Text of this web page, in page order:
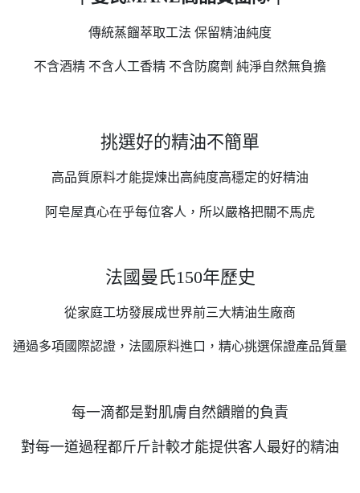
傳統蒸餾萃取工法 保留精油純度
不含酒精 不含人工香精 不含防腐劑 純淨自然無負擔
挑選好的精油不簡單
高品質原料才能提煉出高純度高穩定的好精油
阿皂屋真心在乎每位客人，所以嚴格把關不馬虎
法國曼氏150年歷史
從家庭工坊發展成世界前三大精油生廠商
通過多項國際認證，法國原料進口，精心挑選保證產品質量
每一滴都是對肌膚自然饋贈的負責
對每一道過程都斤斤計較才能提供客人最好的精油